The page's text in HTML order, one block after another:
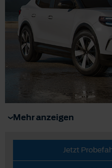
Mehr anzeigen
Jetzt